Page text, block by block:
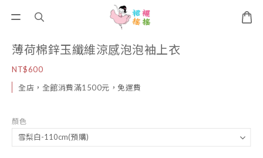
薄荷棉鋅玉纖維涼感泡泡袖上衣
NT$600
全店，全館消費滿1500元，免運費
顏色